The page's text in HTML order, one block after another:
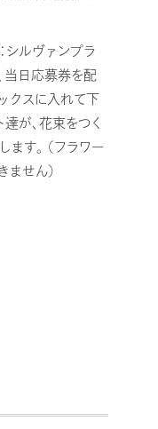
シルヴァンプラ
日応募券を配
クスに入れて下
が、花束をつく
ます。 （フラワー
ません）